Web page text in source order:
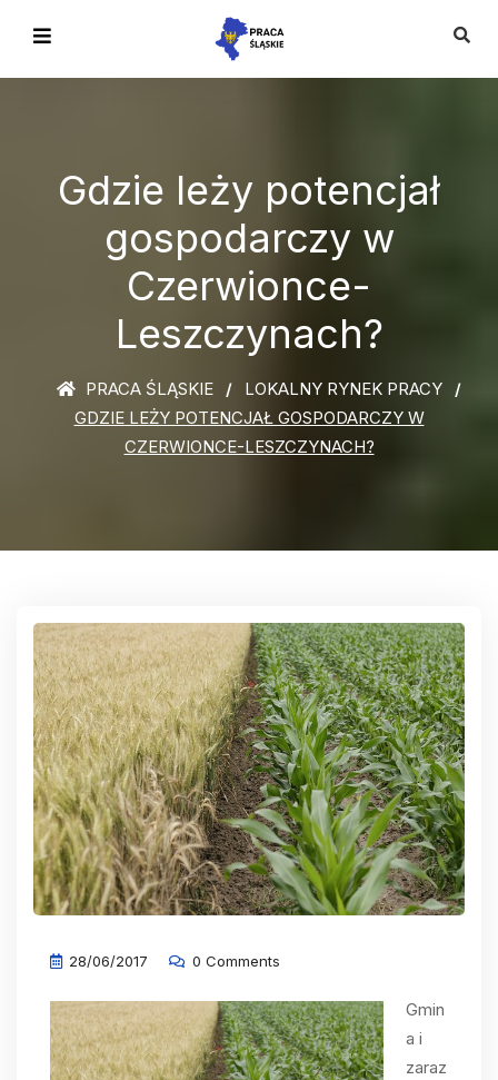
Gdzie leży potencjał
gospodarczy w
Czerwionce-
Leszczynach?
PRACA ŚLĄSKIE
LOKALNY RYNEK PRACY
GDZIE LEŻY POTENCJAŁ GOSPODARCZY W
CZERWIONCE-LESZCZYNACH?
28/06/2017 0 Comments
Gmin
a i
zaraz